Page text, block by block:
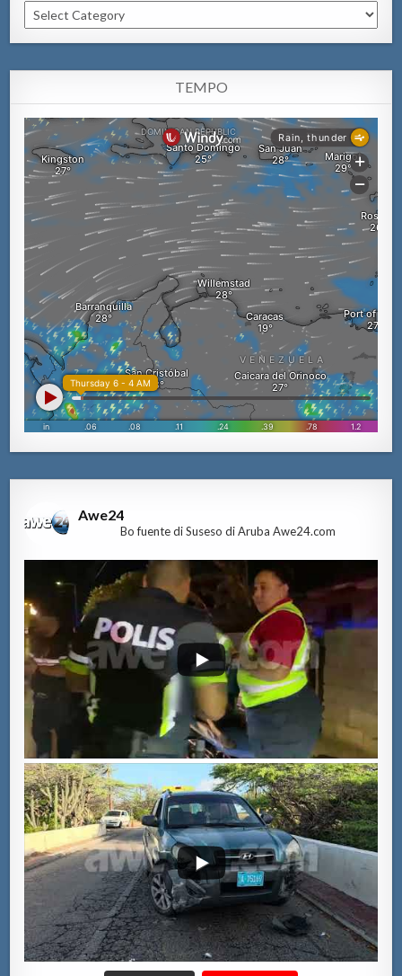
Categorianan
TEMPO
Awe24
Bo fuente di Suseso di Aruba Awe24.com